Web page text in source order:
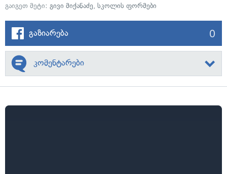
გაიგეთ მეტი: გივი მიქანაძე, სკოლის ფორმები
გაზიარება 0
კომენტარები